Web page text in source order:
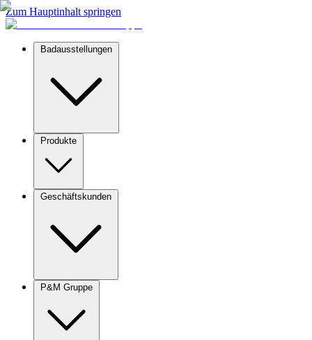
Zum Hauptinhalt springen
Badausstellungen
Produkte
Geschäftskunden
P&M Gruppe